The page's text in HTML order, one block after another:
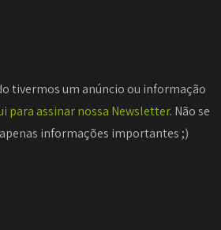
tivermos um anúncio ou informação
para assinar nossa Newsletter. Não se
informações importantes ;)